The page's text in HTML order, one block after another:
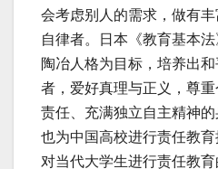
会考虑别人的需求，做有
自律者。日本《教育基本
陶冶人格为目标，培养出
者，爱好真理与正义，尊
责任、充满独立自主精神
也为中国高校进行责任教
对当代大学生进行责任教